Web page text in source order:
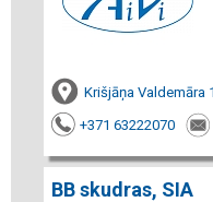
Krišjāņa Valdemāra
+371 63222070
BB skudras, SIA